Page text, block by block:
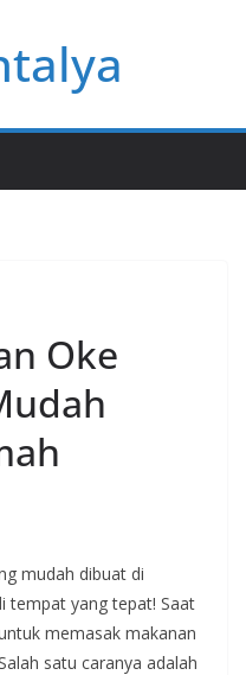
Oke
mudah dibuat di
tempat yang tepat! Saat
memasak makanan
satu caranya adalah